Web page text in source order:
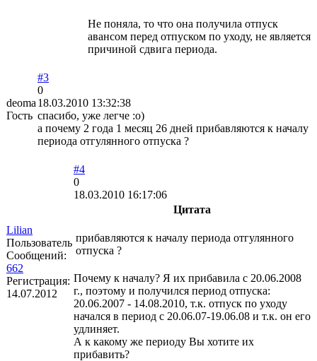
Не поняла, то что она получила отпуск
авансом перед отпуском по уходу, не является
причиной сдвига периода.
deoma
Гость
#3
0
18.03.2010 13:32:38
спасибо, уже легче :о)
а почему 2 года 1 месяц 26 дней прибавляются к началу
периода отгулянного отпуска ?
Lilian
Пользователь
Сообщений:
662
Регистрация:
14.07.2012
#4
0
18.03.2010 16:17:06
Цитата
прибавляются к началу периода отгулянного
отпуска ?
Почему к началу? Я их прибавила с 20.06.2008
г., поэтому и получился период отпуска:
20.06.2007 - 14.08.2010, т.к. отпуск по уходу
начался в период с 20.06.07-19.06.08 и т.к. он его
удлиняет.
А к какому же периоду Вы хотите их
прибавить?